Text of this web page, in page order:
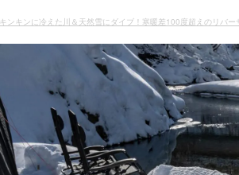
キンキンに冷えた川＆天然雪にダイブ！寒暖差100度超えのリバ